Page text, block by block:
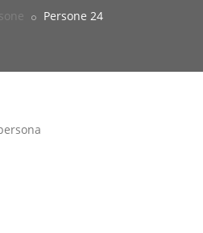
Persone 24